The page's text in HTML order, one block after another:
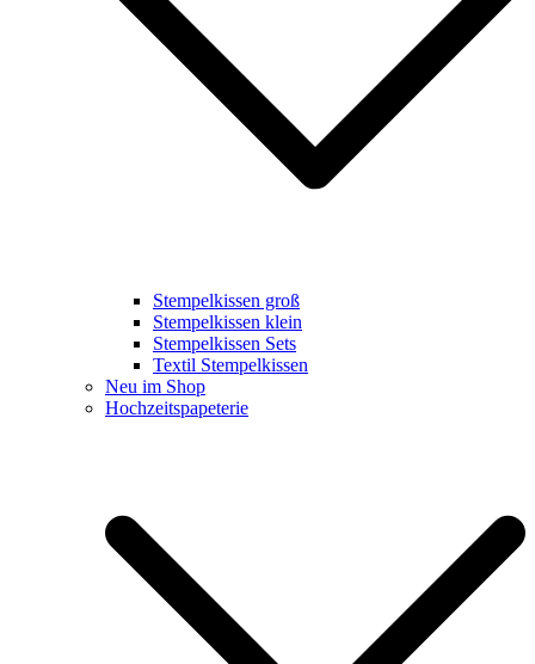
Stempelkissen groß
Stempelkissen klein
Stempelkissen Sets
Textil Stempelkissen
Neu im Shop
Hochzeitspapeterie